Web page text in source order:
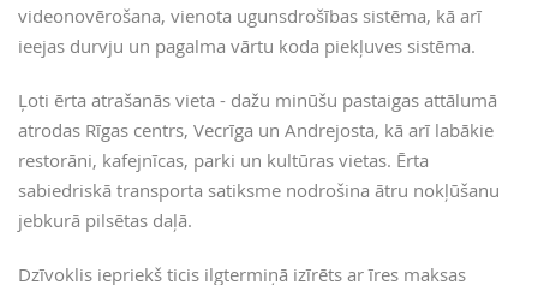
videonovērošana, vienota ugunsdrošības sistēma, kā arī
ieejas durvju un pagalma vārtu koda piekļuves sistēma.
Ļoti ērta atrašanās vieta - dažu minūšu pastaigas attālumā
atrodas Rīgas centrs, Vecrīga un Andrejosta, kā arī labākie
restorāni, kafejnīcas, parki un kultūras vietas. Ērta
sabiedriskā transporta satiksme nodrošina ātru nokļūšanu
jebkurā pilsētas daļā.
Dzīvoklis iepriekš ticis ilgtermiņā izīrēts ar īres maksas